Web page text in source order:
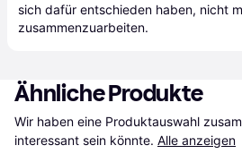
sich dafür entschieden haben, nicht
zusammenzuarbeiten.
Ähnliche Produkte
Wir haben eine Produktauswahl
interessant sein könnte. Alle anzeigen